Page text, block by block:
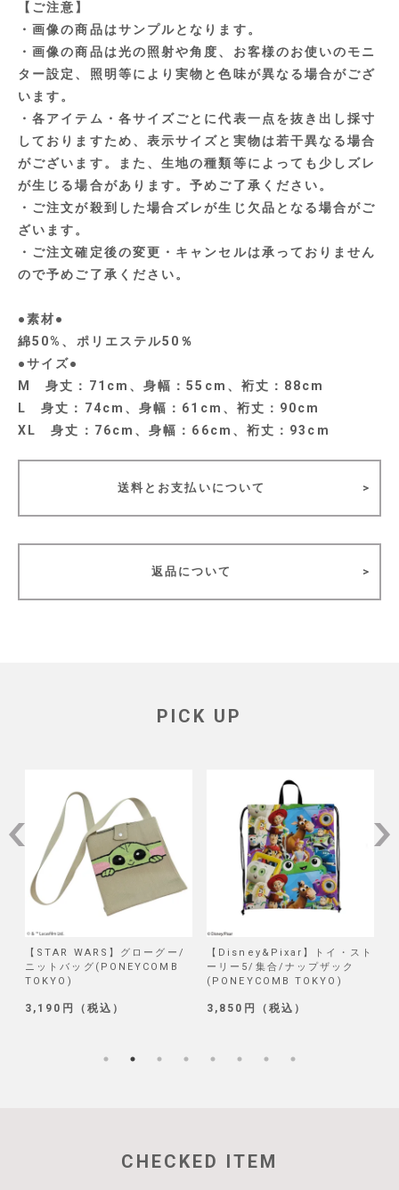
【ご注意】
・画像の商品はサンプルとなります。
・画像の商品は光の照射や角度、お客様のお使いのモニ
ター設定、照明等により実物と色味が異なる場合がござ
います。
・各アイテム・各サイズごとに代表一点を抜き出し採寸
しておりますため、表示サイズと実物は若干異なる場合
がございます。また、生地の種類等によっても少しズレ
が生じる場合があります。予めご了承ください。
・ご注文が殺到した場合ズレが生じ欠品となる場合がご
ざいます。
・ご注文確定後の変更・キャンセルは承っておりません
ので予めご了承ください。
●素材●
綿50%、ポリエステル50％
●サイズ●
M 身丈：71cm、身幅：55cm、裄丈：88cm
L 身丈：74cm、身幅：61cm、裄丈：90cm
XL 身丈：76cm、身幅：66cm、裄丈：93cm
送料とお支払いについて
返品について
PICK UP
【STAR WARS】グローグー/
ニットバッグ(PONEYCOMB
TOKYO)
3,190円（税込）
【Disney&Pixar】トイ・スト
ーリー5/集合/ナップザック
(PONEYCOMB TOKYO)
3,850円（税込）
CHECKED ITEM